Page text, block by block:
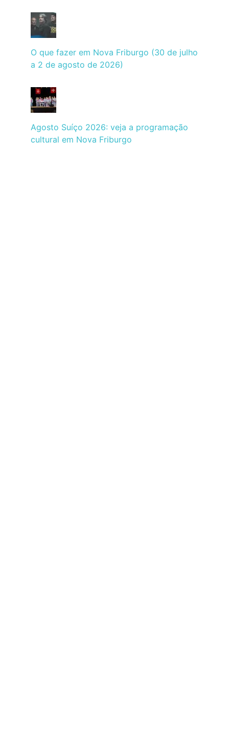
O que fazer em Nova Friburgo (30 de julho
a 2 de agosto de 2026)
Agosto Suíço 2026: veja a programação
cultural em Nova Friburgo